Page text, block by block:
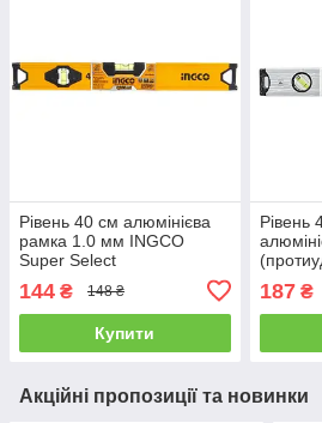
Рівень 40 см алюмінієва
рамка 1.0 мм INGCO
Super Select
144 ₴ 148 ₴
Купити
Рівень
187₴
Акційні пропозиції та новинки